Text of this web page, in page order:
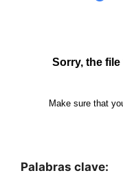
Palabras clave: